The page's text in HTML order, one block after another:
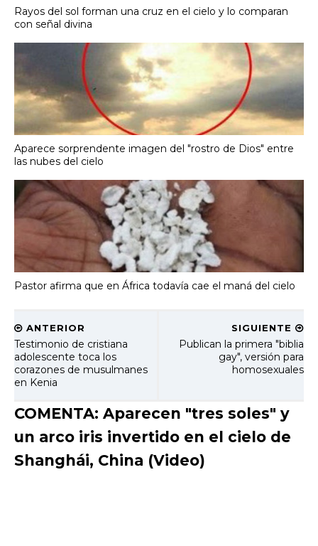
Rayos del sol forman una cruz en el cielo y lo comparan
con señal divina
Aparece sorprendente imagen del "rostro de Dios" entre
las nubes del cielo
Pastor afirma que en África todavía cae el maná del cielo
SIGUIENTE
Publican la primera "biblia
gay", versión para
homosexuales
ANTERIOR
Testimonio de cristiana
adolescente toca los
corazones de musulmanes
en Kenia
COMENTA: Aparecen "tres soles" y
un arco iris invertido en el cielo de
Shanghái, China (Video)